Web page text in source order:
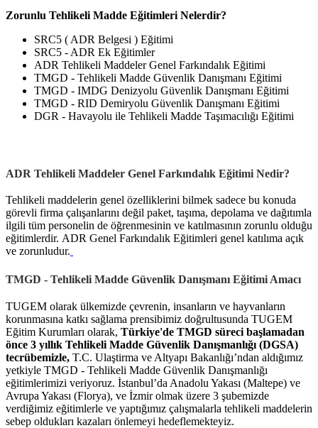
Zorunlu Tehlikeli Madde Eğitimleri Nelerdir?
SRC5 ( ADR Belgesi ) Eğitimi
SRC5 - ADR Ek Eğitimler
ADR Tehlikeli Maddeler Genel Farkındalık Eğitimi
TMGD - Tehlikeli Madde Güvenlik Danışmanı Eğitimi
TMGD - IMDG Denizyolu Güvenlik Danışmanı Eğitimi
TMGD - RID Demiryolu Güvenlik Danışmanı Eğitimi
DGR - Havayolu ile Tehlikeli Madde Taşımacılığı Eğitimi
ADR Tehlikeli Maddeler Genel Farkındalık Eğitimi Nedir?
Tehlikeli maddelerin genel özelliklerini bilmek sadece bu konuda
görevli firma çalışanlarını değil paket, taşıma, depolama ve dağıtımla
ilgili tüm personelin de öğrenmesinin ve katılmasının zorunlu olduğu
eğitimlerdir. ADR Genel Farkındalık Eğitimleri genel katılıma açık
ve zorunludur.
TMGD - Tehlikeli Madde Güvenlik Danışmanı Eğitimi Amacı
TUGEM olarak ülkemizde çevrenin, insanların ve hayvanların
korunmasına katkı sağlama prensibimiz doğrultusunda TUGEM
Eğitim Kurumları olarak, Türkiye'de TMGD süreci başlamadan
önce 3 yıllık Tehlikeli Madde Güvenlik Danışmanlığı (DGSA)
tecrübemizle, T.C. Ulaştirma ve Altyapı Bakanlığı’ndan aldığımız
yetkiyle TMGD - Tehlikeli Madde Güvenlik Danışmanlığı
eğitimlerimizi veriyoruz. İstanbul’da Anadolu Yakası (Maltepe) ve
Avrupa Yakası (Florya), ve İzmir olmak üzere 3 şubemizde
verdiğimiz eğitimlerle ve yaptığımız çalışmalarla tehlikeli maddelerin
sebep oldukları kazaları önlemeyi hedeflemekteyiz.